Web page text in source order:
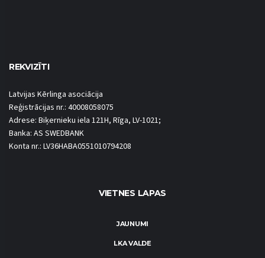
REKVIZĪTI
Latvijas Kērlinga asociācija
Reģistrācijas nr.: 40008058075
Adrese: Biķernieku iela 121H, Rīga, LV-1021;
Banka: AS SWEDBANK
Konta nr.: LV36HABA0551010794208
VIETNES LAPAS
JAUNUMI
LKA VALDE